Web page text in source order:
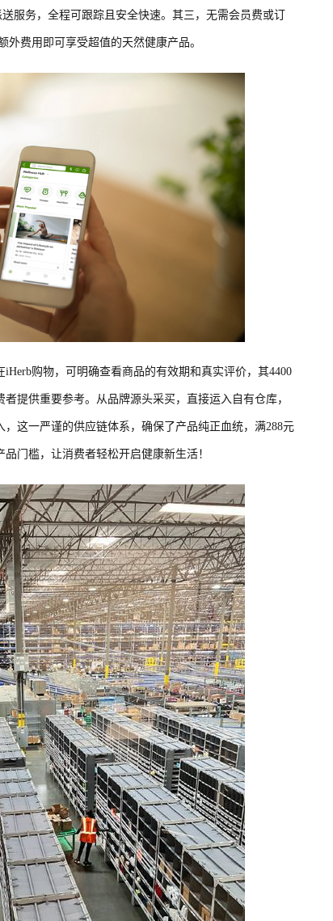
服务，全程可跟踪且安全快速。其三，无需会员费或订
外费用即可享受超值的天然健康产品。
购物，可明确查看商品的有效期和真实评价，其4400
提供重要参考。从品牌源头采买，直接运入自有仓库，
这一严谨的供应链体系，确保了产品纯正血统，满288元
门槛，让消费者轻松开启健康新生活！